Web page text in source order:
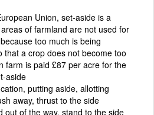
Union, set-aside is a
of farmland are not used for
too much is being
that a crop does not become too
farm is paid £87 per acre for the
aside
putting aside, allotting
away, thrust to the side
out of the way, stand to the side